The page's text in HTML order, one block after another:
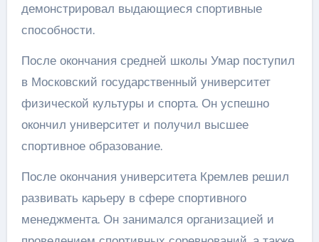
демонстрировал выдающиеся спортивные
способности.
После окончания средней школы Умар поступил
в Московский государственный университет
физической культуры и спорта. Он успешно
окончил университет и получил высшее
спортивное образование.
После окончания университета Кремлев решил
развивать карьеру в сфере спортивного
менеджмента. Он занимался организацией и